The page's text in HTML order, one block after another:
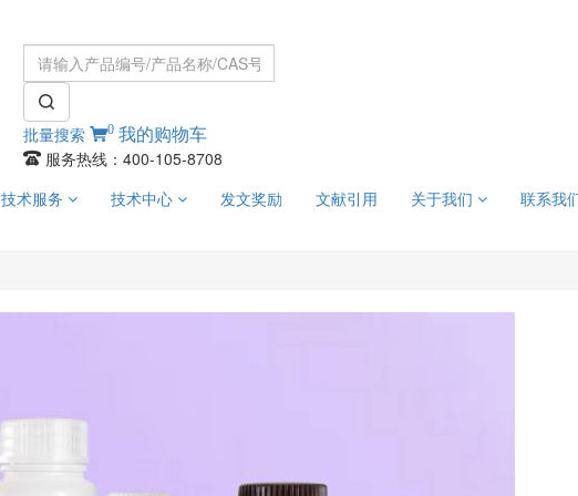
批量搜索 0我的购物车
服务热线：400-105-8708
技术服务 技术中心 发文奖励 文献引用 关于我们 联系我